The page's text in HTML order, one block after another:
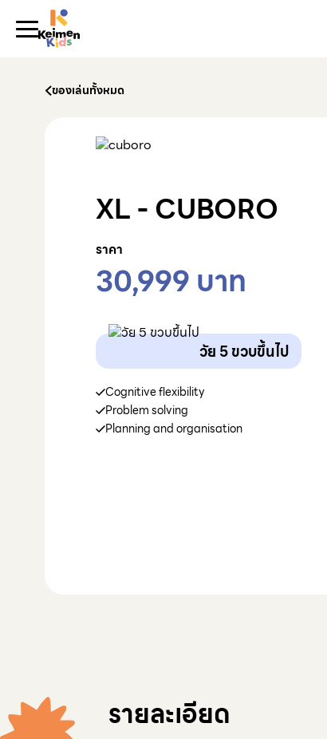
Skip to content
ของเล่นทั้งหมด
XL - CUBORO
ราคา
30,999บาท
วัย 5 ขวบขึ้นไป
Cognitive flexibility
Problem solving
Planning and organisation
รายละเอียด